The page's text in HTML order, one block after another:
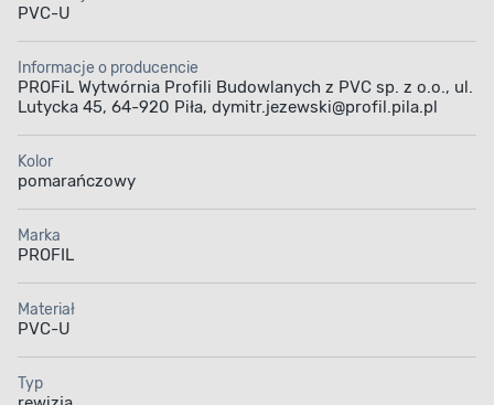
PVC-U
Informacje o producencie
PROFiL Wytwórnia Profili Budowlanych z PVC sp. z o.o., ul.
Lutycka 45, 64-920 Piła, dymitr.jezewski@profil.pila.pl
Kolor
pomarańczowy
Marka
PROFIL
Materiał
PVC-U
Typ